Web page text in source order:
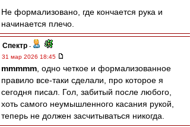
Не формализовано, где кончается рука и
начинается плечо.
Спектр -
31 мар 2026 18:45
mmmmm , одно четкое и формализованное
правило все-таки сделали, про которое я
сегодня писал. Гол, забитый после любого,
хоть самого неумышленного касания рукой,
теперь не должен засчитываться никогда.